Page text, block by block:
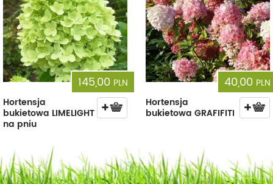
145,00 PLN
Hortensja
bukietowa LIMELIGHT
na pniu
40,00 PLN
Hortensja
bukietowa GRAFIFITI